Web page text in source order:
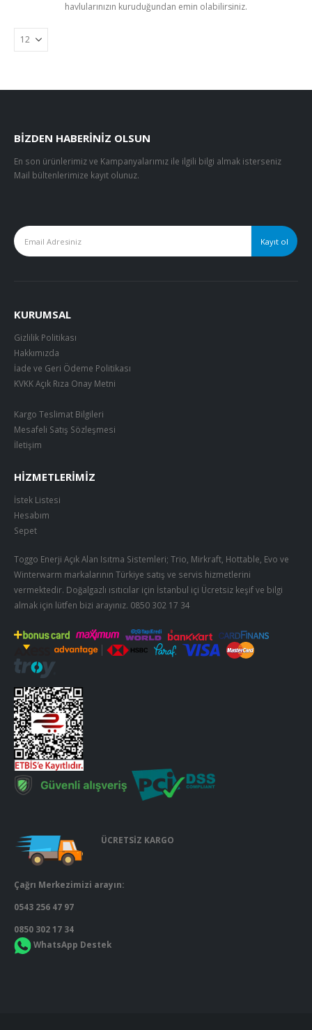
havlularınızın kuruduğundan emin olabilirsiniz.
BIZDEN HABERINIZ OLSUN
En son ürünlerimiz ve Kampanyalarımız ile ilgili bilgi almak isterseniz
Mail bültenlerimize kayıt olunuz.
KURUMSAL
Gizlilik Politikası
Hakkımızda
İade ve Geri Ödeme Politikası
KVKK Açık Rıza Onay Metni
Kargo Teslimat Bilgileri
Mesafeli Satış Sözleşmesi
İletişim
HIZMETLERIMIZ
İstek Listesi
Hesabım
Sepet
Toggo Enerji Açık Alan Isıtma Sistemleri; Trio, Mirkraft, Hottable, Evo ve
Winterwarm markalarının Türkiye satış ve servis hizmetlerini
vermektedir. Doğalgazlı ısıtıcılar için İstanbul içi Ücretsiz keşif ve bilgi
almak için lütfen bizi arayınız. 0850 302 17 34
ÜCRETSİZ KARGO
Çağrı Merkezimizi arayın:
0543 256 47 97
0850 302 17 34
WhatsApp Destek